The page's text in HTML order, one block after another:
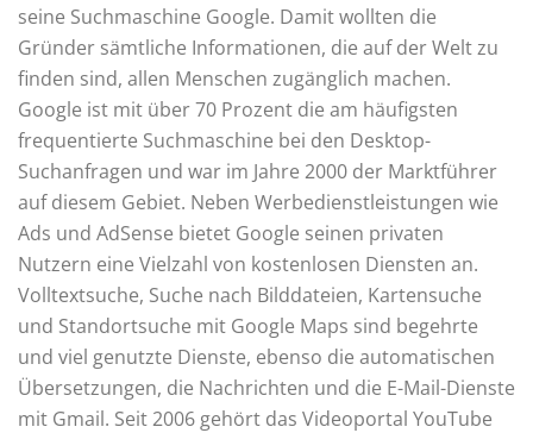
seine Suchmaschine Google. Damit wollten die
Gründer sämtliche Informationen, die auf der Welt zu
finden sind, allen Menschen zugänglich machen.
Google ist mit über 70 Prozent die am häufigsten
frequentierte Suchmaschine bei den Desktop-
Suchanfragen und war im Jahre 2000 der Marktführer
auf diesem Gebiet. Neben Werbedienstleistungen wie
Ads und AdSense bietet Google seinen privaten
Nutzern eine Vielzahl von kostenlosen Diensten an.
Volltextsuche, Suche nach Bilddateien, Kartensuche
und Standortsuche mit Google Maps sind begehrte
und viel genutzte Dienste, ebenso die automatischen
Übersetzungen, die Nachrichten und die E-Mail-Dienste
mit Gmail. Seit 2006 gehört das Videoportal YouTube